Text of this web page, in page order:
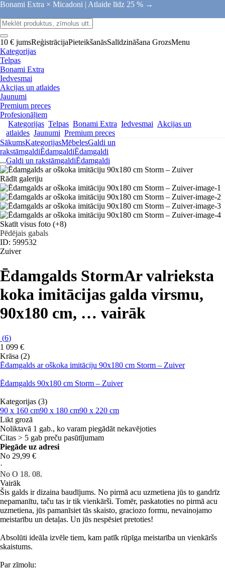
Bonami Extra × Micadoni | Atlaide līdz 25 % →
10 € jumsReģistrācijaPieteikšanāsSalīdzināšana GrozsMenu
Kategorijas
Telpas
Bonami Extra
Iedvesmai
Akcijas un atlaides
Jaunumi
Premium preces
Profesionāļiem
Kategorijas Telpas Bonami Extra Iedvesmai Akcijas un
atlaides Jaunumi Premium preces
SākumsKategorijasMēbelesGaldi un
rakstāmgaldiĒdamgaldiĒdamgaldi
...Galdi un rakstāmgaldiĒdamgaldi
Rādīt galeriju
Skatīt visus foto (+8)
Pēdējais gabals
ID: 599532
Zuiver
Ēdamgalds StormAr valrieksta
koka imitācijas galda virsmu,
90x180 cm, … vairāk
(6)
1 099 €
Krāsa (2)
Ēdamgalds ar oškoka imitāciju 90x180 cm Storm – Zuiver
Ēdamgalds 90x180 cm Storm – Zuiver
Kategorijas (3)
90 x 160 cm90 x 180 cm90 x 220 cm
Likt grozā
Noliktavā 1 gab., ko varam piegādāt nekavējoties
Citas > 5 gab preču pasūtījumam
Piegāde uz adresi
No 29,99 €
·
No O 18. 08.
Vairāk
Šis galds ir dizaina baudījums. No pirmā acu uzmetiena jūs to gandrīz
nepamanītu, taču tas ir tik vienkārši. Tomēr, paskatoties no pirmā acu
uzmetiena, jūs pamanīsiet tās skaisto, graciozo formu, nevainojamo
meistarību un detaļas. Un jūs nespēsiet pretoties!
Absolūti ideāla izvēle tiem, kam patīk rūpīga meistarība un vienkāršs
skaistums.
Par zīmolu: